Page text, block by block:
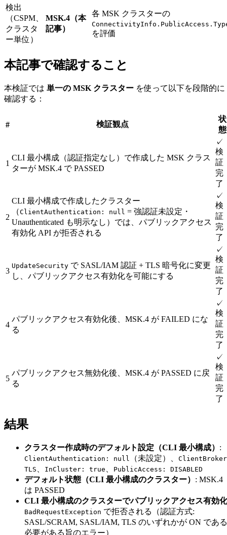
検出
（CSPM、
クラスタ
ー単位）
MSK.4（本
記事）
各 MSK クラスターの
を評価
本記事で確認すること
本検証では 単一の MSK クラスター を使って以下を段階的に
確認する：
# 検証観点
状
態
1
CLI 最小構成（認証指定なし）で作成した MSK クラス
ターが MSK.4 で PASSED
✓
検
証
完
了
2
CLI 最小構成で作成したクラスター
（ClientAuthentication: null = 強認証未設定・
Unauthenticated も明示なし）では、パブリックアクセス
有効化 API が拒否される
✓
検
証
完
了
3
UpdateSecurity で SASL/IAM 認証 + TLS 暗号化に変更
し、パブリックアクセス有効化を可能にする
✓
検
証
完
了
4
パブリックアクセス有効化後、MSK.4 が FAILED にな
る
✓
検
証
完
了
5
パブリックアクセス無効化後、MSK.4 が PASSED に戻
る
✓
検
証
完
了
結果
クラスター作成時のデフォルト設定（CLI 最小構成） :
ClientAuthentication: null （未設定）、
TLS
InCluster: true PublicAccess: DISABLED
デフォルト状態（CLI 最小構成のクラスター） : MSK.4
は PASSED
CLI 最小構成のクラスターでパブリックアクセス有効化
BadRequestException で拒否される（認証方式:
SASL/SCRAM, SASL/IAM, TLS のいずれかが ON である
必要がある旨のエラー）